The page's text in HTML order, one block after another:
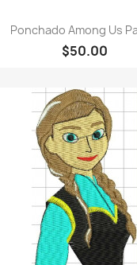
Ponchado Among Us
$50.00